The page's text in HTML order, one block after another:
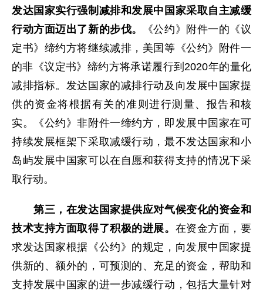
发达国家实行强制减排和发展中国家采取自主减缓
行动方面迈出了新的步伐。
《公约》附件一的《议
定书》缔约方将继续减排，美国等《公约》附件一
的非《议定书》缔约方将承诺履行到2020年的量化
减排指标。发达国家的减排行动及向发展中国家提
供的资金将根据有关的准则进行测量、报告和核
实。《公约》非附件一缔约方，即发展中国家在可
持续发展框架下采取减缓行动，最不发达国家和小
岛屿发展中国家可以在自愿和获得支持的情况下采
取行动。
第三，在发达国家提供应对气候变化的资金和
技术支持方面取得了积极的进展。 在资金方面，要
求发达国家根据《公约》的规定，向发展中国家提
供新的、额外的，可预测的、充足的资金，帮助和
支持发展中国家的进一步减缓行动，包括大量针对